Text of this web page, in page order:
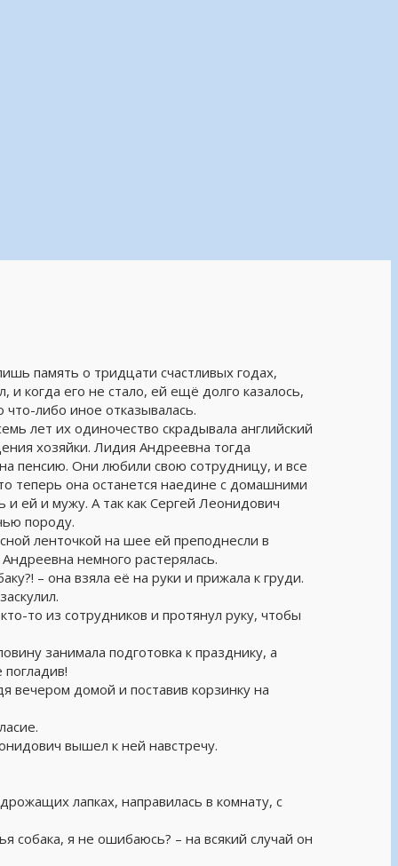
память о тридцати счастливых годах,
когда его не стало, ей ещё долго казалось,
либо иное отказывалась.
лет их одиночество скрадывала английский
хозяйки. Лидия Андреевна тогда
пенсию. Они любили свою сотрудницу, и все
теперь она останется наедине с домашними
ей и мужу. А так как Сергей Леонидович
породу.
ленточкой на шее ей преподнесли в
немного растерялась.
– она взяла её на руки и прижала к груди.
то из сотрудников и протянул руку, чтобы
занимала подготовка к празднику, а
вечером домой и поставив корзинку на
вышел к ней навстречу.
лапках, направилась в комнату, с
собака, я не ошибаюсь? – на всякий случай он